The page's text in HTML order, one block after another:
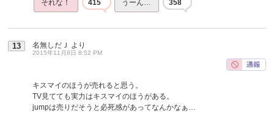
それな！ 415 うーん… 358
13 名無しだＪ より
2015年11月8日 8:52 PM
キスマイのほうが売れると思う。
TV見てても実力はキスマイのほうがある。
jumpは売りだそうと必死感があってなんかなぁ…